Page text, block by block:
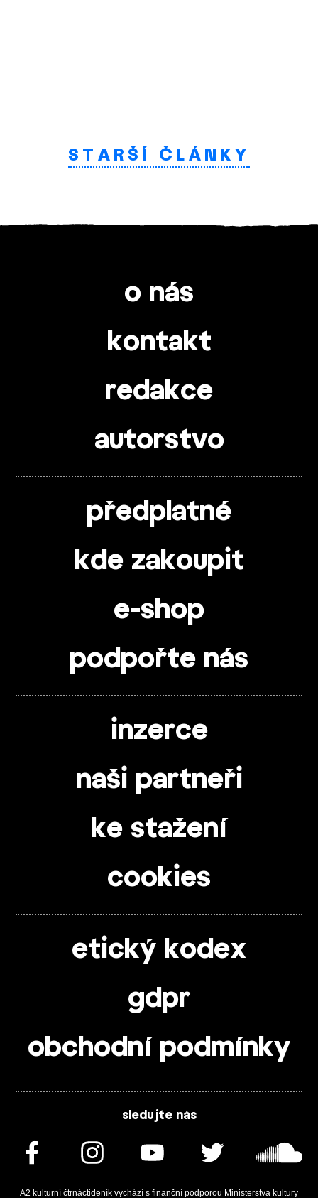
STARŠÍ ČLÁNKY
o nás
kontakt
redakce
autorstvo
předplatné
kde zakoupit
e-shop
podpořte nás
inzerce
naši partneři
ke stažení
cookies
etický kodex
gdpr
obchodní podmínky
sledujte nás
A2 kulturní čtrnáctideník vychází s finanční podporou Ministerstva kultury